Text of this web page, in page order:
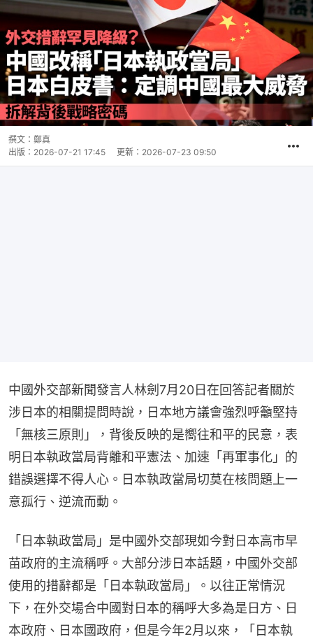
撰文： 鄭真
出版： 2026-07-21 17:45 更新： 2026-07-23 09:50
中國外交部新聞發言人林劍7月20日在回答記者關於
涉日本的相關提問時說，日本地方議會強烈呼籲堅持
「無核三原則」，背後反映的是嚮往和平的民意，表
明日本執政當局背離和平憲法、加速「再軍事化」的
錯誤選擇不得人心。日本執政當局切莫在核問題上一
意孤行、逆流而動。
「日本執政當局」是中國外交部現如今對日本高市早
苗政府的主流稱呼。大部分涉日本話題，中國外交部
使用的措辭都是「日本執政當局」。以往正常情況
下，在外交場合中國對日本的稱呼大多為是日方、日
本政府、日本國政府，但是今年2月以來，「日本執